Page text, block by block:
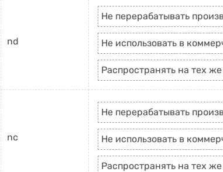
nd
Не перерабатывать
Не использовать в
Распространять на тех
nc
Не перерабатывать
Не использовать в
Распространять на тех